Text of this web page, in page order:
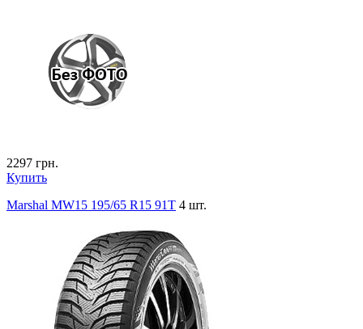
2297 грн.
Купить
Marshal MW15 195/65 R15 91T 4 шт.